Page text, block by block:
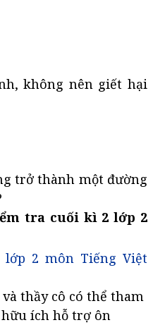
không nên giết hại
trở thành một đường
tra cuối kì 2 lớp 2
2 môn Tiếng Việt
thầy cô có thể tham
ích hỗ trợ ôn